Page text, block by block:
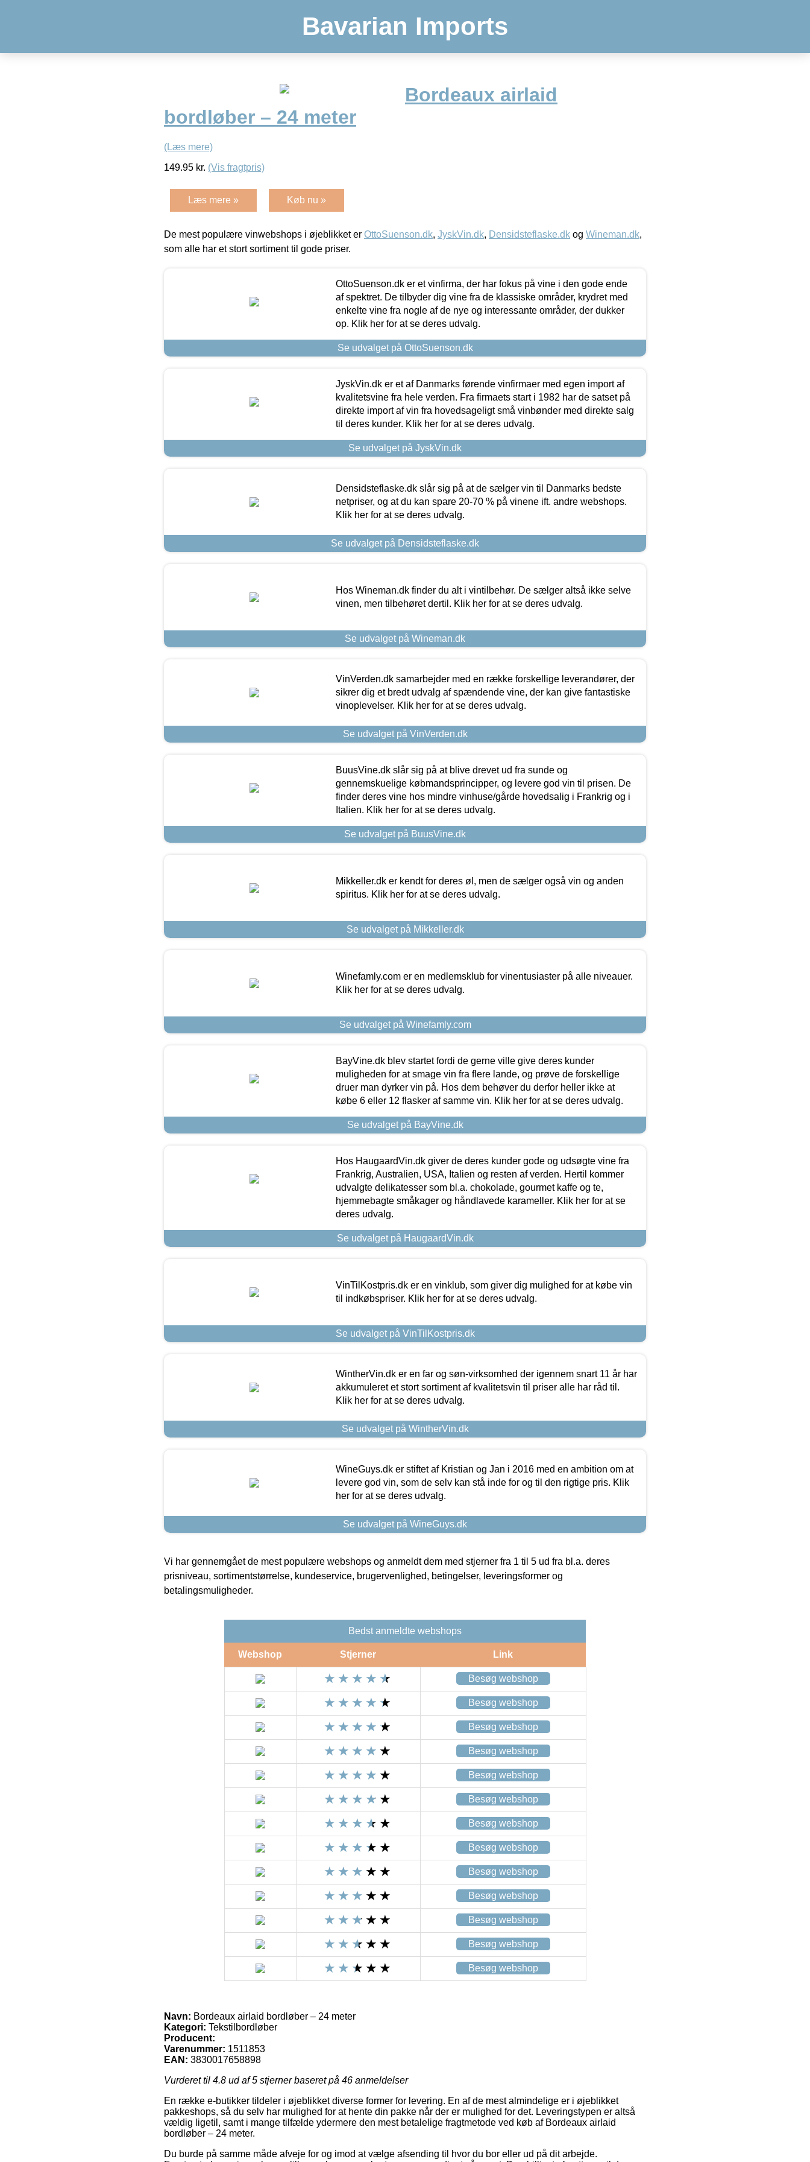
Bavarian Imports
Bordeaux airlaid
bordløber – 24 meter
(Læs mere)
149.95 kr. (Vis fragtpris)
Læs mere » Køb nu »
De mest populære vinwebshops i øjeblikket er OttoSuenson.dk, JyskVin.dk, Densidsteflaske.dk og Wineman.dk,
som alle har et stort sortiment til gode priser.
OttoSuenson.dk er et vinfirma, der har fokus på vine i den gode ende
af spektret. De tilbyder dig vine fra de klassiske områder, krydret med
enkelte vine fra nogle af de nye og interessante områder, der dukker
op. Klik her for at se deres udvalg.
Se udvalget på OttoSuenson.dk
JyskVin.dk er et af Danmarks førende vinfirmaer med egen import af
kvalitetsvine fra hele verden. Fra firmaets start i 1982 har de satset på
direkte import af vin fra hovedsageligt små vinbønder med direkte salg
til deres kunder. Klik her for at se deres udvalg.
Se udvalget på JyskVin.dk
Densidsteflaske.dk slår sig på at de sælger vin til Danmarks bedste
netpriser, og at du kan spare 20-70 % på vinene ift. andre webshops.
Klik her for at se deres udvalg.
Se udvalget på Densidsteflaske.dk
Hos Wineman.dk finder du alt i vintilbehør. De sælger altså ikke selve
vinen, men tilbehøret dertil. Klik her for at se deres udvalg.
Se udvalget på Wineman.dk
VinVerden.dk samarbejder med en række forskellige leverandører, der
sikrer dig et bredt udvalg af spændende vine, der kan give fantastiske
vinoplevelser. Klik her for at se deres udvalg.
Se udvalget på VinVerden.dk
BuusVine.dk slår sig på at blive drevet ud fra sunde og
gennemskuelige købmandsprincipper, og levere god vin til prisen. De
finder deres vine hos mindre vinhuse/gårde hovedsalig i Frankrig og i
Italien. Klik her for at se deres udvalg.
Se udvalget på BuusVine.dk
Mikkeller.dk er kendt for deres øl, men de sælger også vin og anden
spiritus. Klik her for at se deres udvalg.
Se udvalget på Mikkeller.dk
Winefamly.com er en medlemsklub for vinentusiaster på alle niveauer.
Klik her for at se deres udvalg.
Se udvalget på Winefamly.com
BayVine.dk blev startet fordi de gerne ville give deres kunder
muligheden for at smage vin fra flere lande, og prøve de forskellige
druer man dyrker vin på. Hos dem behøver du derfor heller ikke at
købe 6 eller 12 flasker af samme vin. Klik her for at se deres udvalg.
Se udvalget på BayVine.dk
Hos HaugaardVin.dk giver de deres kunder gode og udsøgte vine fra
Frankrig, Australien, USA, Italien og resten af verden. Hertil kommer
udvalgte delikatesser som bl.a. chokolade, gourmet kaffe og te,
hjemmebagte småkager og håndlavede karameller. Klik her for at se
deres udvalg.
Se udvalget på HaugaardVin.dk
VinTilKostpris.dk er en vinklub, som giver dig mulighed for at købe vin
til indkøbspriser. Klik her for at se deres udvalg.
Se udvalget på VinTilKostpris.dk
WintherVin.dk er en far og søn-virksomhed der igennem snart 11 år har
akkumuleret et stort sortiment af kvalitetsvin til priser alle har råd til.
Klik her for at se deres udvalg.
Se udvalget på WintherVin.dk
WineGuys.dk er stiftet af Kristian og Jan i 2016 med en ambition om at
levere god vin, som de selv kan stå inde for og til den rigtige pris. Klik
her for at se deres udvalg.
Se udvalget på WineGuys.dk
Vi har gennemgået de mest populære webshops og anmeldt dem med stjerner fra 1 til 5 ud fra bl.a. deres
prisniveau, sortimentstørrelse, kundeservice, brugervenlighed, betingelser, leveringsformer og
betalingsmuligheder.
Bedst anmeldte webshops
Webshop Stjerner Link
Besøg webshop
Besøg webshop
Besøg webshop
Besøg webshop
Besøg webshop
Besøg webshop
Besøg webshop
Besøg webshop
Besøg webshop
Besøg webshop
Besøg webshop
Besøg webshop
Besøg webshop
Navn: Bordeaux airlaid bordløber – 24 meter
Kategori: Tekstilbordløber
Producent:
Varenummer: 1511853
EAN: 3830017658898
Vurderet til 4.8 ud af 5 stjerner baseret på 46 anmeldelser
En række e-butikker tildeler i øjeblikket diverse former for levering. En af de mest almindelige er i øjeblikket
pakkeshops, så du selv har mulighed for at hente din pakke når der er mulighed for det. Leveringstypen er altså
vældig ligetil, samt i mange tilfælde ydermere den mest betalelige fragtmetode ved køb af Bordeaux airlaid
bordløber – 24 meter.
Du burde på samme måde afveje for og imod at vælge afsending til hvor du bor eller ud på dit arbejde.